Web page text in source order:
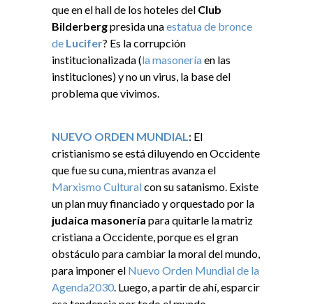
que en el hall de los hoteles del Club
Bilderbergpresida unaestatua de bronce
de Lucifer? Es la corrupción
institucionalizada (la masoneríaen las
instituciones) y no un virus, la base del
problema que vivimos.
NUEVO ORDEN MUNDIAL : El
cristianismo se está diluyendo en Occidente
que fue su cuna, mientras avanza el
Marxismo Culturalcon su satanismo. Existe
un plan muy financiado y orquestado por la
judaica masonería para quitarle la matriz
cristiana a Occidente, porque es el gran
obstáculo para cambiar la moral del mundo,
para imponer el Nuevo Orden Mundial de la
Agenda2030 . Luego, a partir de ahí, esparcir